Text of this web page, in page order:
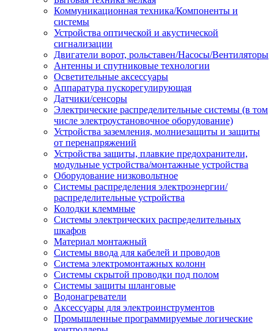
Коммуникационная техника/Компоненты и
системы
Устройства оптической и акустической
сигнализации
Двигатели ворот, рольставен/Насосы/Вентиляторы
Антенны и спутниковые технологии
Осветительные аксессуары
Аппаратура пускорегулирующая
Датчики/сенсоры
Электрические распределительные системы (в том
числе электроустановочное оборудование)
Устройства заземления, молниезащиты и защиты
от перенапряжений
Устройства защиты, плавкие предохранители,
модульные устройства/монтажные устройства
Оборудование низковольтное
Системы распределения электроэнергии/
распределительные устройства
Колодки клеммные
Системы электрических распределительных
шкафов
Материал монтажный
Системы ввода для кабелей и проводов
Система электромонтажных колонн
Системы скрытой проводки под полом
Системы защиты шланговые
Водонагреватели
Аксессуары для электроинструментов
Промышленные программируемые логические